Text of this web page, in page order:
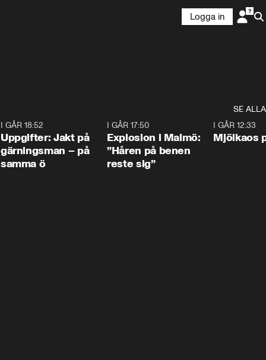
Logga in
SE ALLA
I GÅR 18:52
Uppgifter: Jakt på
gärningsman – på
samma ö
I GÅR 17:50
Explosion i Malmö:
”Håren på benen
reste sig”
I GÅR 12:33
Mjölkaos